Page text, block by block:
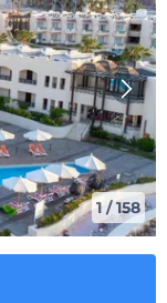
1 /158